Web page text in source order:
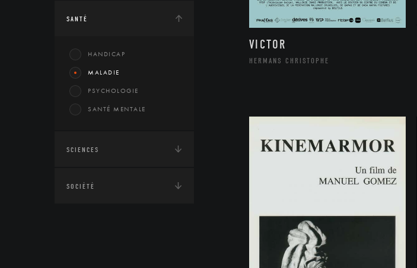
SANTÉ
HANDICAP
MALADIE
PSYCHOLOGIE
SANTÉ MENTALE
SCIENCES
SOCIÉTÉ
VICTOR
HERMANS CHRISTOPHE